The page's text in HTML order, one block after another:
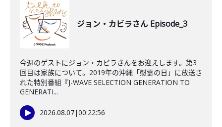
ジョン・カビラさん Episode_3
今週のゲストにジョン・カビラさんをお迎えします。第3
回目は家族について。2019年の沖縄「慰霊の日」に放送さ
れた特別番組『J-WAVE SELECTION GENERATION TO
GENERATI...
2026.08.07|00:22:56